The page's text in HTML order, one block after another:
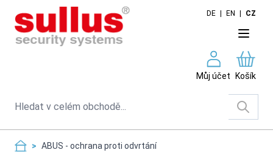
Skip to Content
DE EN CZ
Můj účet Košík
Search
> ABUS - ochrana proti odvrtání